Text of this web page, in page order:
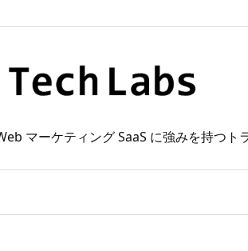
マーケティング SaaS に強みを持つト